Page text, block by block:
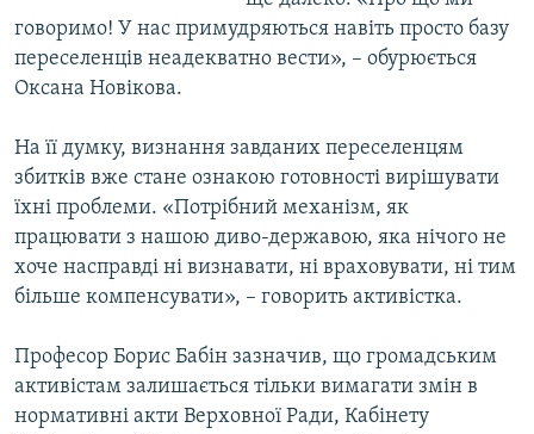
говоримо! У нас примудряються навіть просто базу
переселенців неадекватно вести», – обурюється
Оксана Новікова.
На її думку, визнання завданих переселенцям
збитків вже стане ознакою готовності вирішувати
їхні проблеми. «Потрібний механізм, як
працювати з нашою диво-державою, яка нічого не
хоче насправді ні визнавати, ні враховувати, ні тим
більше компенсувати», – говорить активістка.
Професор Борис Бабін зазначив, що громадським
активістам залишається тільки вимагати змін в
нормативні акти Верховної Ради, Кабінету